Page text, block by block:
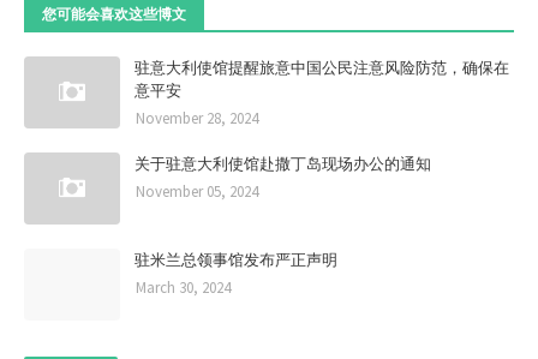
您可能会喜欢这些博文
驻意大利使馆提醒旅意中国公民注意风险防范，确保在
意平安
November 28, 2024
关于驻意大利使馆赴撒丁岛现场办公的通知
November 05, 2024
驻米兰总领事馆发布严正声明
March 30, 2024